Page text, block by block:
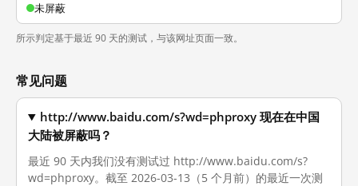
未屏蔽
所示判定基于最近 90 天的测试，与该网址页面一致。
常见问题
http://www.baidu.com/s?wd=phproxy 现在在中国
大陆被屏蔽吗？
最近 90 天内我们没有测试过 http://www.baidu.com/s?
wd=phproxy。截至 2026-03-13（5 个月前）的最近一次测